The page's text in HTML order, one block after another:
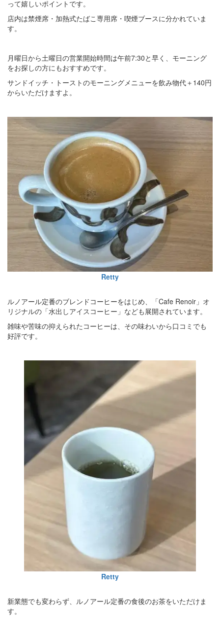
って嬉しいポイントです。
店内は禁煙席・加熱式たばこ専用席・喫煙ブースに分かれていま
す。
月曜日から土曜日の営業開始時間は午前7:30と早く、モーニング
をお探しの方にもおすすめです。
サンドイッチ・トーストのモーニングメニューを飲み物代＋140円
からいただけますよ。
Retty
ルノアール定番のブレンドコーヒーをはじめ、「Cafe Renoir」オ
リジナルの「水出しアイスコーヒー」なども展開されています。
雑味や苦味の抑えられたコーヒーは、その味わいから口コミでも
好評です。
Retty
新業態でも変わらず、ルノアール定番の食後のお茶をいただけま
す。